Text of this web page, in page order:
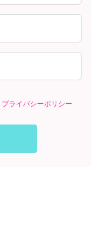
プライバシーポリシー